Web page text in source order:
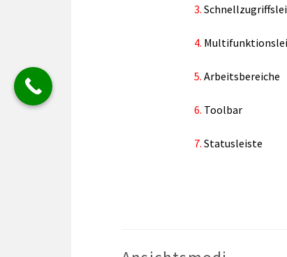
Arbeitsbereiche
Toolbar
Statusleiste